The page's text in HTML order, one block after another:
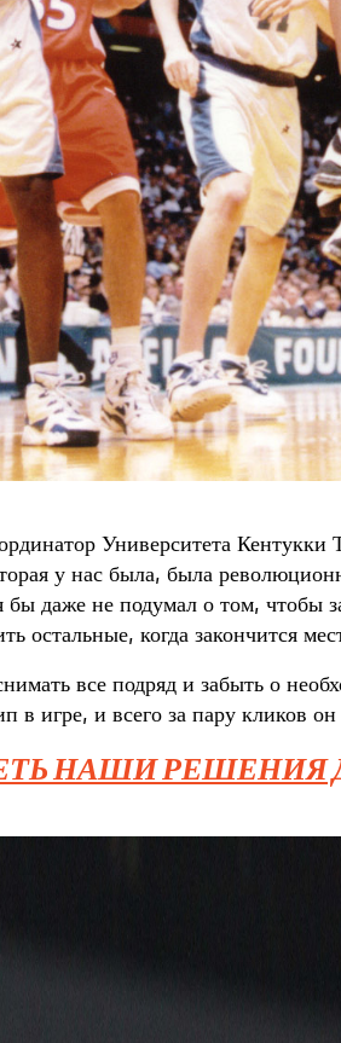
Университета
у нас была, была
бы даже не подумал о том,
остальные, когда закончится
все подряд и забыть о
в игре, и всего за пару кликов
НАШИ РЕШЕНИЯ